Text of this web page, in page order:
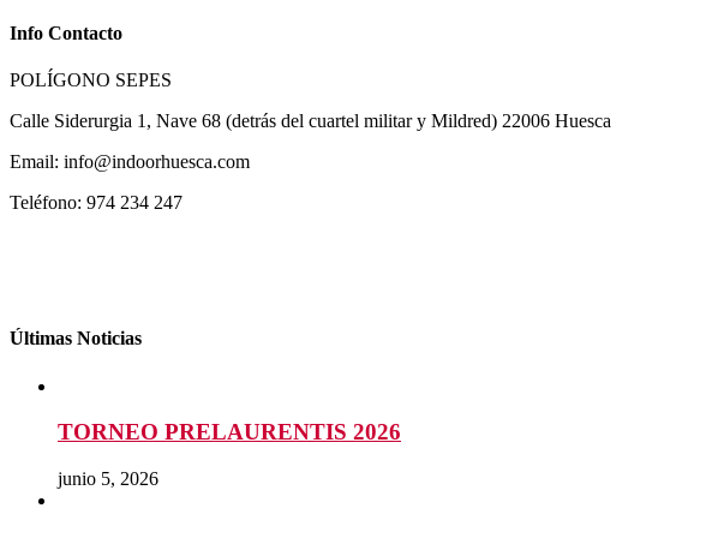
Info Contacto
POLÍGONO SEPES
Calle Siderurgia 1, Nave 68 (detrás del cuartel militar y Mildred) 22006 Huesca
Email: info@indoorhuesca.com
Teléfono: 974 234 247
Últimas Noticias
TORNEO PRELAURENTIS 2026
junio 5, 2026